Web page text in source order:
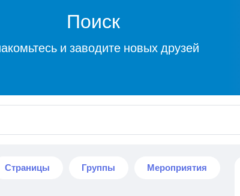
Поиск
и заводите новых друзей
Страницы Группы Мероприятия